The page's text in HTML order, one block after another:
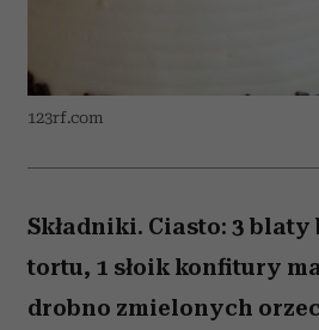
123rf.com
Składniki. Ciasto: 3
tortu, 1 słoik konfitury
drobno zmielonych